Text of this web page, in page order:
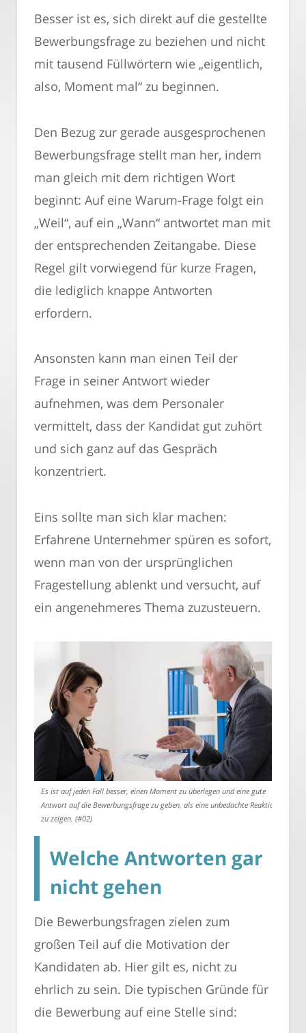
Besser ist es, sich direkt auf die gestellte
Bewerbungsfrage zu beziehen und nicht
mit tausend Füllwörtern wie „eigentlich,
also, Moment mal“ zu beginnen.
Den Bezug zur gerade ausgesprochenen
Bewerbungsfrage stellt man her, indem
man gleich mit dem richtigen Wort
beginnt: Auf eine Warum-Frage folgt ein
„Weil“, auf ein „Wann“ antwortet man mit
der entsprechenden Zeitangabe. Diese
Regel gilt vorwiegend für kurze Fragen,
die lediglich knappe Antworten
erfordern.
Ansonsten kann man einen Teil der
Frage in seiner Antwort wieder
aufnehmen, was dem Personaler
vermittelt, dass der Kandidat gut zuhört
und sich ganz auf das Gespräch
konzentriert.
Eins sollte man sich klar machen:
Erfahrene Unternehmer spüren es sofort,
wenn man von der ursprünglichen
Fragestellung ablenkt und versucht, auf
ein angenehmeres Thema zuzusteuern.
Es ist auf jeden Fall besser, einen Moment zu überlegen und eine gute
Antwort auf die Bewerbungsfrage zu geben, als eine unbedachte Reaktion
zu zeigen. (#02)
Welche Antworten gar
nicht gehen
Die Bewerbungsfragen zielen zum
großen Teil auf die Motivation der
Kandidaten ab. Hier gilt es, nicht zu
ehrlich zu sein. Die typischen Gründe für
die Bewerbung auf eine Stelle sind: